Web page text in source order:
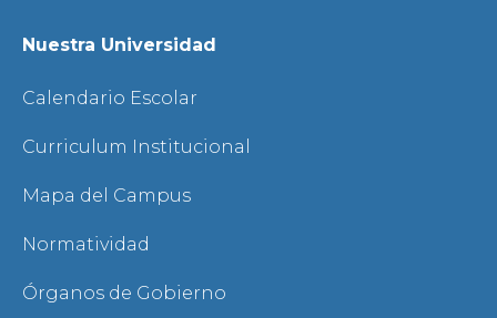
Nuestra Universidad
Calendario Escolar
Curriculum Institucional
Mapa del Campus
Normatividad
Órganos de Gobierno